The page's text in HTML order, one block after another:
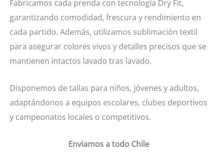
Fabricamos cada prenda con tecnología Dry Fit,
garantizando comodidad, frescura y rendimiento en
cada partido. Además, utilizamos sublimación textil
para asegurar colores vivos y detalles precisos que se
mantienen intactos lavado tras lavado.
Disponemos de tallas para niños, jóvenes y adultos,
adaptándonos a equipos escolares, clubes deportivos
y campeonatos locales o competitivos.
Enviamos a todo Chile